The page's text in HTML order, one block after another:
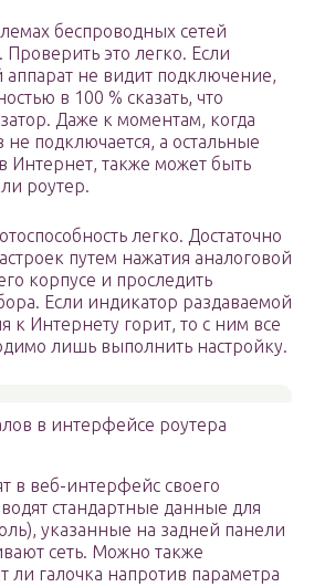
беспроводных сетей
это легко. Если
не видит подключение,
в 100 % сказать, что
Даже к моментам, когда
подключается, а остальные
Интернет, также может быть
роутер.
легко. Достаточно
путем нажатия аналоговой
корпусе и проследить
Если индикатор раздаваемой
к Интернету горит, то с ним все
лишь выполнить настройку.
в интерфейсе роутера
в веб-интерфейс своего
стандартные данные для
указанные на задней панели
сеть. Можно также
ли галочка напротив параметра